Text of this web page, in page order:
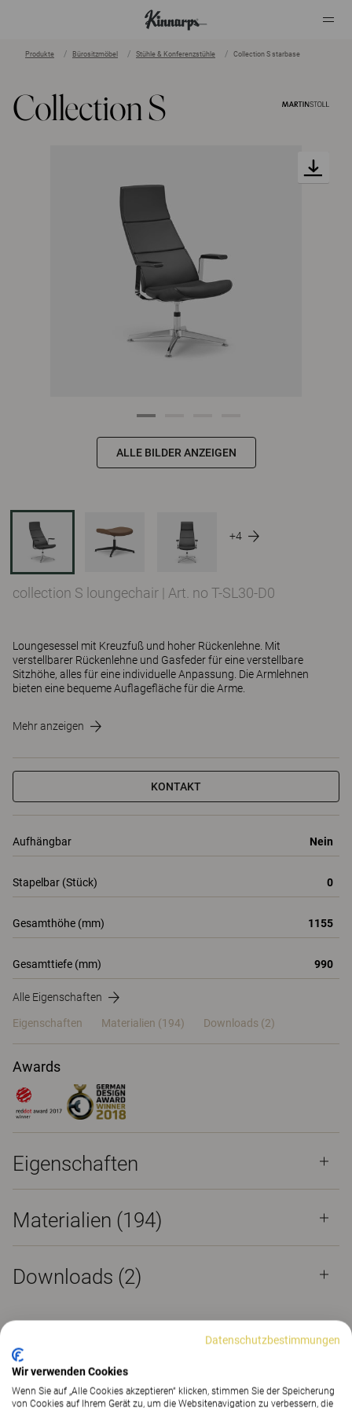
Produkte Bürositzmöbel Stühle & Konferenzstühle Collection S starbase
Collection S
ALLE BILDER ANZEIGEN
+4
collection S loungechair | Art. no T-SL30-D0
Loungesessel mit Kreuzfuß und hoher Rückenlehne. Mit
verstellbarer Rückenlehne und Gasfeder für eine verstellbare
Sitzhöhe, alles für eine individuelle Anpassung. Die Armlehnen
bieten eine bequeme Auflagefläche für die Arme.
Mehr anzeigen
KONTAKT
Aufhängbar Nein
Stapelbar (Stück) 0
Gesamthöhe (mm) 1155
Gesamttiefe (mm) 990
Alle Eigenschaften
Eigenschaften Materialien (194) Downloads (2)
Awards
Eigenschaften
Materialien (194)
Downloads (2)
Exklusiver und hochwertiger
Konferenzstuhl
Datenschutzbestimmungen
Wir verwenden Cookies
Wenn Sie auf „Alle Cookies akzeptieren“ klicken, stimmen Sie der Speicherung
von Cookies auf Ihrem Gerät zu, um die Websitenavigation zu verbessern, die